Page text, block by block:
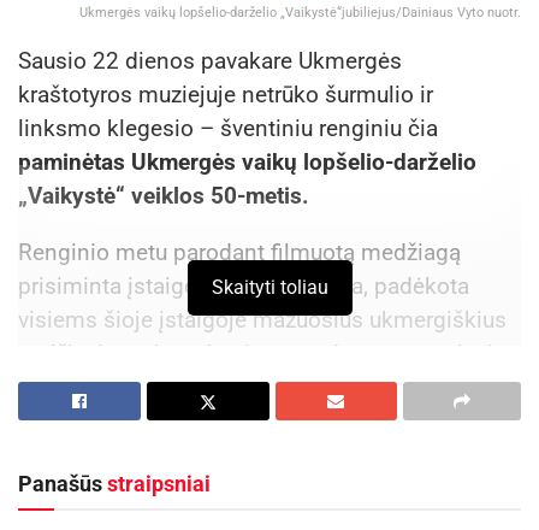
Ukmergės vaikų lopšelio-darželio „Vaikystė“jubiliejus/Dainiaus Vyto nuotr.
Sausio 22 dienos pavakare Ukmergės
kraštotyros muziejuje netrūko šurmulio ir
linksmo klegesio – šventiniu renginiu čia
paminėtas Ukmergės vaikų lopšelio-darželio
„Vaikystė“ veiklos 50-metis.
Renginio metu parodant filmuotą medžiagą
prisiminta įstaigos veiklos istorija, padėkota
visiems šioje įstaigoje mažuosius ukmergiškius
ugdžiusiems ir ugdantiems pedagogams, visai
darželio bendruomenei ir visiems, prisidėjusiems
prie įstaigos augimo.
Jubiliejaus proga „Vaikystės“ bendruomenę
pasveikino ir šviesaus, prasmingo bei linksmo
Skaityti toliau
Panašūsstraipsniai